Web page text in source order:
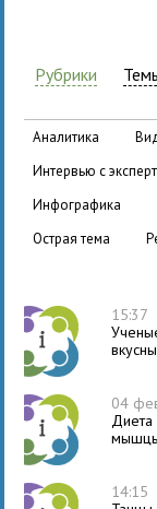
Рубрики
аналитика
интервью с
инфографика
острая тема
15:37
04
14:15